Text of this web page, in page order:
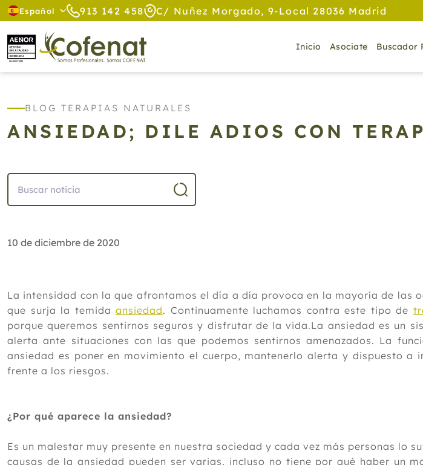
Español 913 142 458 C/ Nuñez Morgado, 9-Local 28036 Madrid
Inicio Asociate Buscador
BLOG TERAPIAS NATURALES
ANSIEDAD; DILE ADIOS CON
10 de diciembre de 2020
La intensidad con la que afrontamos el día a día provoca en la mayoría de las
que surja la temidaansiedad. Continuamente luchamos contra este tipo de
porque queremos sentirnos seguros y disfrutar de la vida.La ansiedad es un
alerta ante situaciones con las que podemos sentirnos amenazados. La
ansiedad es poner en movimiento el cuerpo, mantenerlo alerta y dispuesto a
frente a los riesgos.
¿Por qué aparece la ansiedad?
Es un malestar muy presente en nuestra sociedad y cada vez más personas lo
causas de la ansiedad pueden ser varias, incluso no tiene por qué haber un